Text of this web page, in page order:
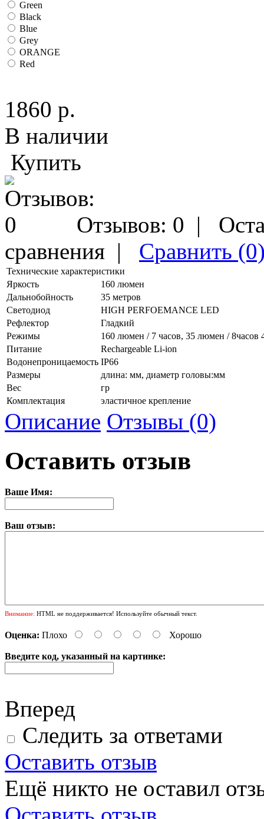
Green
Black
Blue
Grey
ORANGE
Red
1860 р.
В наличии
Купить
Отзывов: 0 |
сравнения | Сравнить
Технические характеристики
Яркость
160 люмен
Дальнобойность
35 метров
Светодиод
HIGH PERFOEMANCE LED
Рефлектор
Гладкий
Режимы
160 люмен / 7 часов, 35 люмен /
Питание
Rechargeable Li-ion
Водонепроницаемость IP66
Размеры
длина: мм, диаметр головы:мм
Вес
гр
Комплектация
эластичное крепление
Описание Отзывы (0)
Оставить отзыв
Ваше Имя:
Ваш отзыв:
Внимание: HTML не поддерживается! Используйте обычный текст.
Оценка: Плохо Хорошо
Введите код, указанный на картинке:
Вперед
Следить за ответами
Оставить отзыв
Ещё никто не оставил